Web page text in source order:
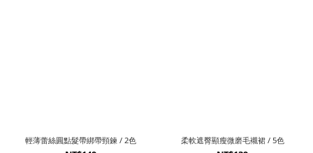
輕薄蕾絲圓點髮帶綁帶頸鍊 / 2色 柔軟遮臀顯瘦微磨毛襯裙 / 5色